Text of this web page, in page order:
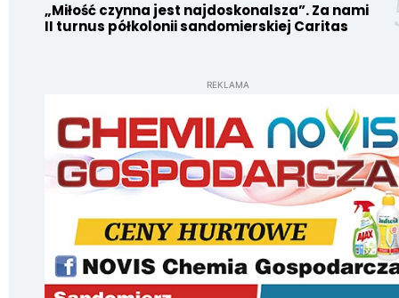
„Miłość czynna jest najdoskonalsza”. Za nami
II turnus półkolonii sandomierskiej Caritas
REKLAMA